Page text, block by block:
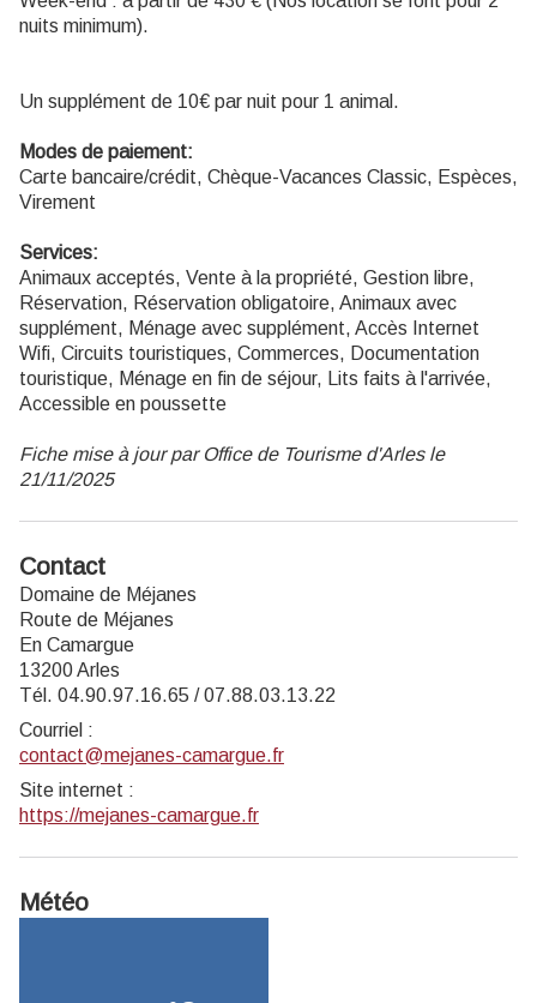
nuits minimum).
Un supplément de 10€ par nuit pour 1 animal.
Modes de paiement:
Carte bancaire/crédit, Chèque-Vacances Classic, Espèces,
Virement
Services:
Animaux acceptés, Vente à la propriété, Gestion libre,
Réservation, Réservation obligatoire, Animaux avec
supplément, Ménage avec supplément, Accès Internet
Wifi, Circuits touristiques, Commerces, Documentation
touristique, Ménage en fin de séjour, Lits faits à l'arrivée,
Accessible en poussette
Fiche mise à jour par Office de Tourisme d'Arles le
21/11/2025
Contact
Domaine de Méjanes
Route de Méjanes
En Camargue
13200 Arles
Tél. 04.90.97.16.65 / 07.88.03.13.22
Courriel :
contact@mejanes-camargue.fr
Site internet :
https://mejanes-camargue.fr
Météo